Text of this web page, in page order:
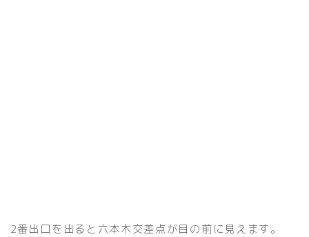
2番出口を出ると六本木交差点が目の前に見えます。